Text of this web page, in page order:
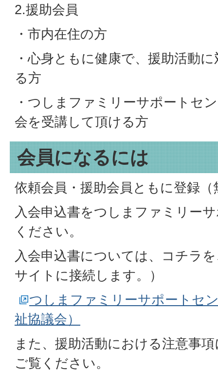
2.援助会員
・市内在住の方
・心身ともに健康で、援助活動
る方
・つしまファミリーサポートセ
会を受講して頂ける方
会員になるには
依頼会員・援助会員ともに登録
入会申込書をつしまファミリー
ください。
入会申込書については、コチラ
サイトに接続します。）
つしまファミリーサポートセ
祉協議会）
また、援助活動における注意事
ご覧ください。